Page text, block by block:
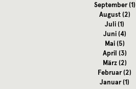
September(1)
August(2)
Juli(1)
Juni(4)
Mai(5)
April (3)
März(2)
Februar(2)
Januar(1)